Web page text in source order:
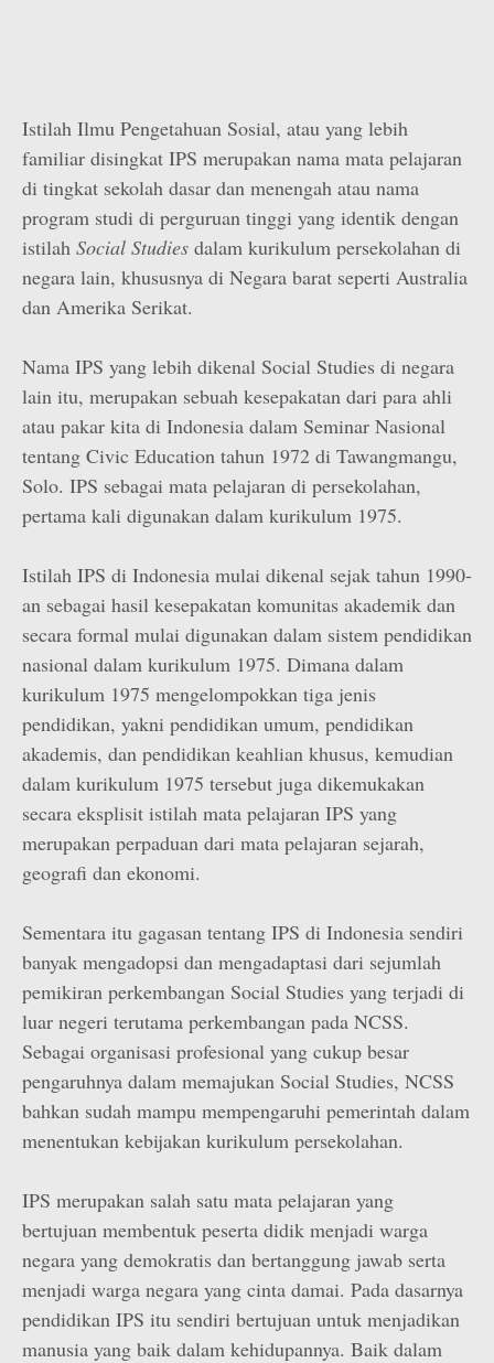
Istilah Ilmu Pengetahuan Sosial, atau yang lebih
familiar disingkat IPS merupakan nama mata pelajaran
di tingkat sekolah dasar dan menengah atau nama
program studi di perguruan tinggi yang identik dengan
istilah Social Studies dalam kurikulum persekolahan di
negara lain, khususnya di Negara barat seperti Australia
dan Amerika Serikat.
Nama IPS yang lebih dikenal Social Studies di negara
lain itu, merupakan sebuah kesepakatan dari para ahli
atau pakar kita di Indonesia dalam Seminar Nasional
tentang Civic Education tahun 1972 di Tawangmangu,
Solo. IPS sebagai mata pelajaran di persekolahan,
pertama kali digunakan dalam kurikulum 1975.
Istilah IPS di Indonesia mulai dikenal sejak tahun 1990-
an sebagai hasil kesepakatan komunitas akademik dan
secara formal mulai digunakan dalam sistem pendidikan
nasional dalam kurikulum 1975. Dimana dalam
kurikulum 1975 mengelompokkan tiga jenis
pendidikan, yakni pendidikan umum, pendidikan
akademis, dan pendidikan keahlian khusus, kemudian
dalam kurikulum 1975 tersebut juga dikemukakan
secara eksplisit istilah mata pelajaran IPS yang
merupakan perpaduan dari mata pelajaran sejarah,
geografi dan ekonomi.
Sementara itu gagasan tentang IPS di Indonesia sendiri
banyak mengadopsi dan mengadaptasi dari sejumlah
pemikiran perkembangan Social Studies yang terjadi di
luar negeri terutama perkembangan pada NCSS.
Sebagai organisasi profesional yang cukup besar
pengaruhnya dalam memajukan Social Studies, NCSS
bahkan sudah mampu mempengaruhi pemerintah dalam
menentukan kebijakan kurikulum persekolahan.
IPS merupakan salah satu mata pelajaran yang
bertujuan membentuk peserta didik menjadi warga
negara yang demokratis dan bertanggung jawab serta
menjadi warga negara yang cinta damai. Pada dasarnya
pendidikan IPS itu sendiri bertujuan untuk menjadikan
manusia yang baik dalam kehidupannya. Baik dalam